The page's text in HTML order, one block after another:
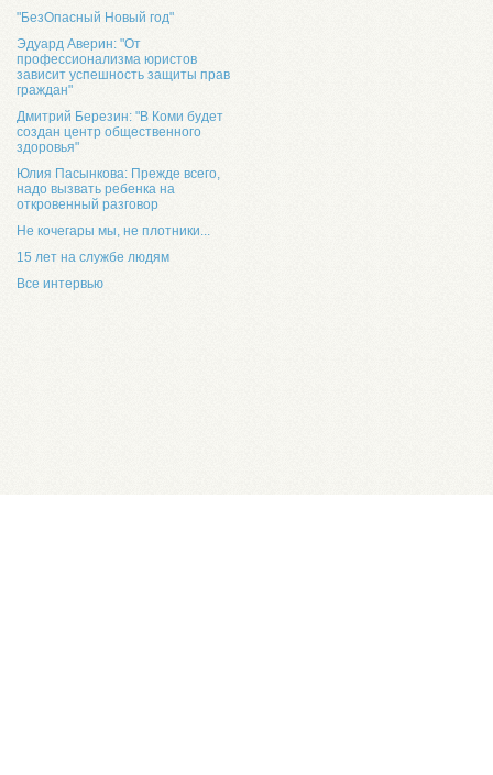
"БезОпасный Новый год"
Эдуард Аверин: "От
профессионализма юристов
зависит успешность защиты прав
граждан"
Дмитрий Березин: "В Коми будет
создан центр общественного
здоровья"
Юлия Пасынкова: Прежде всего,
надо вызвать ребенка на
откровенный разговор
Не кочегары мы, не плотники...
15 лет на службе людям
Все интервью